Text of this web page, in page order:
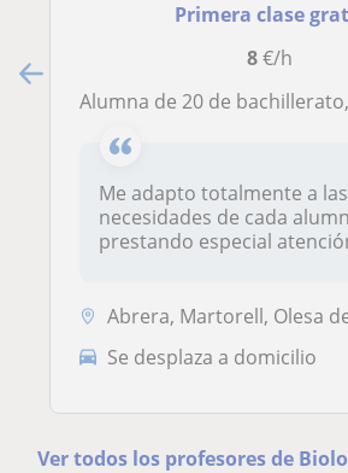
Primera clase
8€/h
Alumna de 20 de bachillerato, ofrezco clases particulares de ciencias
Me adapto totalmente a las
necesidades de cada
prestando especial
Abrera, Martorell, Olesa de Montserrat,
Se desplaza a domicilio
Ver todos los profesores de